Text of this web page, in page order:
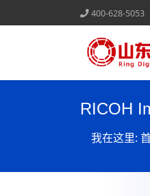
400-628-5053
RICOH
我在这里: